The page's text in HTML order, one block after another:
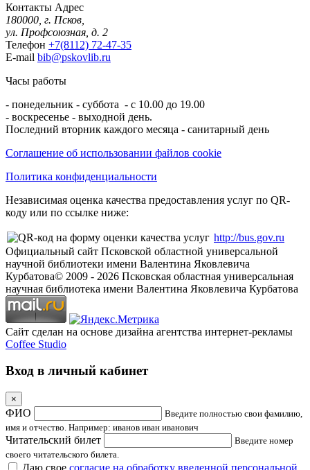
Контакты Адрес
180000, г. Псков,
ул. Профсоюзная, д. 2
Телефон +7(8112) 72-47-35
E-mail bib@pskovlib.ru
Часы работы
- понедельник - суббота - с 10.00 до 19.00
- воскресенье - выходной день.
Последний вторник каждого месяца - санитарный день
Соглашение об использовании файлов cookie
Политика конфиденциальности
Независимая оценка качества предоставления услуг по QR-
коду или по ссылке ниже:
http://bus.gov.ru
Официальный сайт Псковской областной универсальной
научной библиотеки имени Валентина Яковлевича
Курбатова© 2009 - 2026 Псковская областная универсальная
научная библиотека имени Валентина Яковлевича Курбатова
Сайт сделан на основе дизайна агентства интернет-рекламы
Coffee Studio
Вход в личный кабинет
×
ФИО
Введите полностью свои фамилию,
имя и отчество. Например: иванов иван иванович
Читательский билет
Введите номер
своего читательского билета.